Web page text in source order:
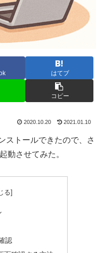
はてブ
コピー
2020.10.20 2021.01.10
ストールできたので、さ
動させてみた。
認